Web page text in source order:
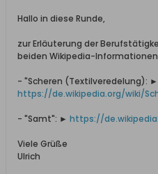
Hallo in diese Runde,
zur Erläuterung der
beiden Wikipedia-
- "Scheren (Textilveredelung): ►
https://de.wikipedia.org/wiki/
- "Samt": ► https://
Viele Grüße
Ulrich